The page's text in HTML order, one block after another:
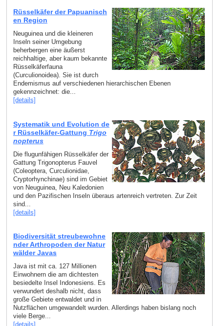
Rüsselkäfer der Papuanisch
en Region
Neuguinea und die kleineren
Inseln seiner Umgebung
beherbergen eine äußerst
reichhaltige, aber kaum bekannte
Rüsselkäferfauna
(Curculionoidea). Sie ist durch
Endemismus auf verschiedenen hierarchischen Ebenen
gekennzeichnet: die...
[details]
Systematik und Evolution de
r Rüsselkäfer-Gattung Trigo
nopterus
Die flugunfähigen Rüsselkäfer der
Gattung Trigonopterus Fauvel
(Coleoptera, Curculionidae,
Cryptorhynchinae) sind im Gebiet
von Neuguinea, Neu Kaledonien
und den Pazifischen Inseln überaus artenreich vertreten. Zur Zeit
sind...
[details]
Biodiversität streubewohne
nder Arthropoden der Natur
wälder Javas
Java ist mit ca. 127 Millionen
Einwohnern die am dichtesten
besiedelte Insel Indonesiens. Es
verwundert deshalb nicht, dass
große Gebiete entwaldet und in
Nutzflächen umgewandelt wurden. Allerdings haben bislang noch
viele Berge...
[details]